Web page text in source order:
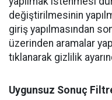
değiştirilmesinin
giriş yapılmasından
üzerinden aramalar
tıklanarak gizlilik
Uygunsuz Sonuç